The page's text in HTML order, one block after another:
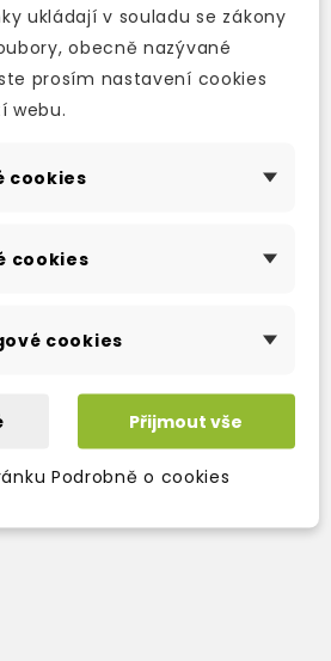
3-5 dní
765 Kč -15% 650 Kč
ukládají v souladu se zákony
obecně nazývané
prosím nastavení cookies
webu.
cookies
cookies
cookies
Přijmout vše
Podrobně o cookies